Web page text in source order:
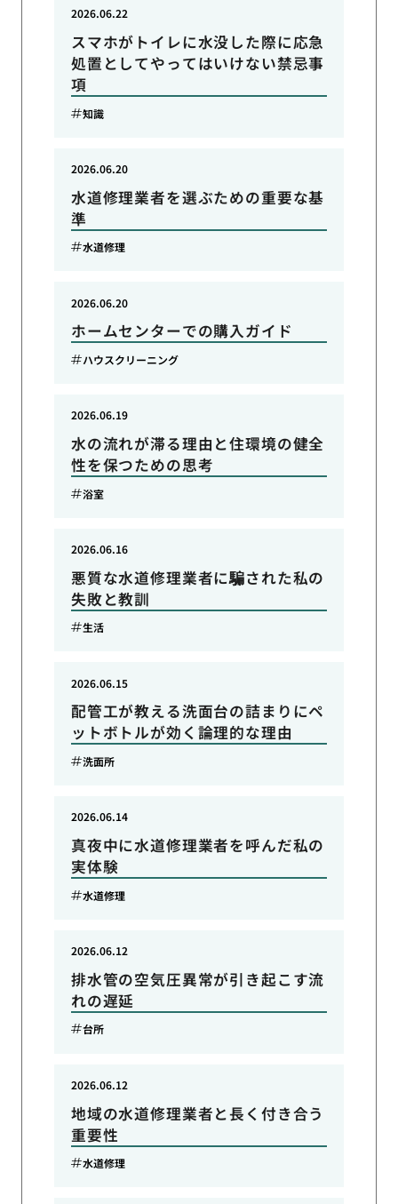
スマホがトイレに水没した際に応急
処置としてやってはいけない禁忌事
項
2026.06.22
知識
水道修理業者を選ぶための重要な基
準
2026.06.20
水道修理
ホームセンターでの購入ガイド
2026.06.20
ハウスクリーニング
水の流れが滞る理由と住環境の健全
性を保つための思考
2026.06.19
浴室
悪質な水道修理業者に騙された私の
失敗と教訓
2026.06.16
生活
配管工が教える洗面台の詰まりにペ
ットボトルが効く論理的な理由
2026.06.15
洗面所
真夜中に水道修理業者を呼んだ私の
実体験
2026.06.14
水道修理
排水管の空気圧異常が引き起こす流
れの遅延
2026.06.12
台所
地域の水道修理業者と長く付き合う
重要性
2026.06.12
水道修理